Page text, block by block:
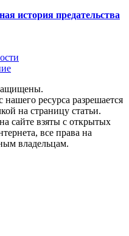
история предательства
ресурса разрешается
на страницу статьи.
сайте взяты с открытых
все права на
владельцам.